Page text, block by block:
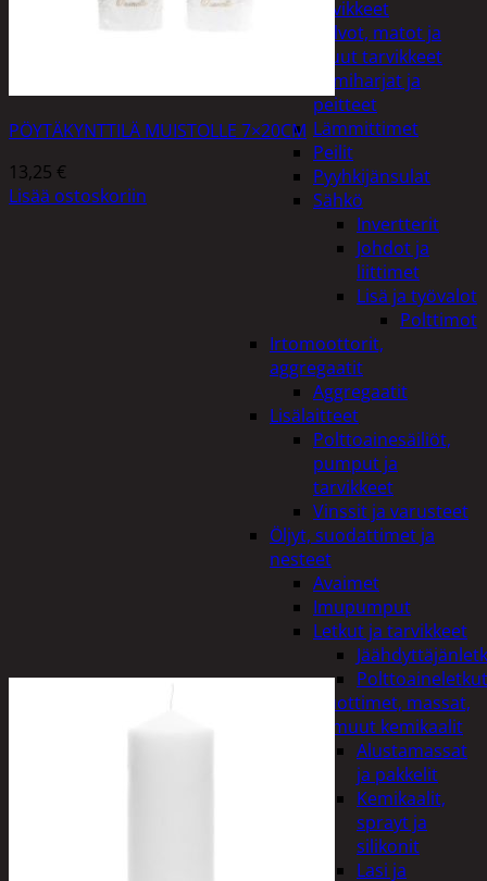
Autotarvikkeet
Kalvot, matot ja
muut tarvikkeet
Lumiharjat ja
peitteet
Lämmittimet
Peilit
Pyyhkijänsulat
Sähkö
Invertterit
Johdot ja
liittimet
Lisä ja työvalot
Polttimot
Irtomoottorit,
aggregaatit
Aggregaatit
Lisälaitteet
Polttoainesäiliöt,
pumput ja
tarvikkeet
Vinssit ja varusteet
Öljyt, suodattimet ja
nesteet
Avaimet
Imupumput
Letkut ja tarvikkeet
Polttoaineletkut
Liuottimet, massat,
ja muut kemikaalit
Alustamassat
ja pakkelit
Kemikaalit,
sprayt ja
silikonit
Lasi ja
PÖYTÄKYNTTILÄ MUISTOLLE 7×20CM
13,25 €
Lisää ostoskoriin